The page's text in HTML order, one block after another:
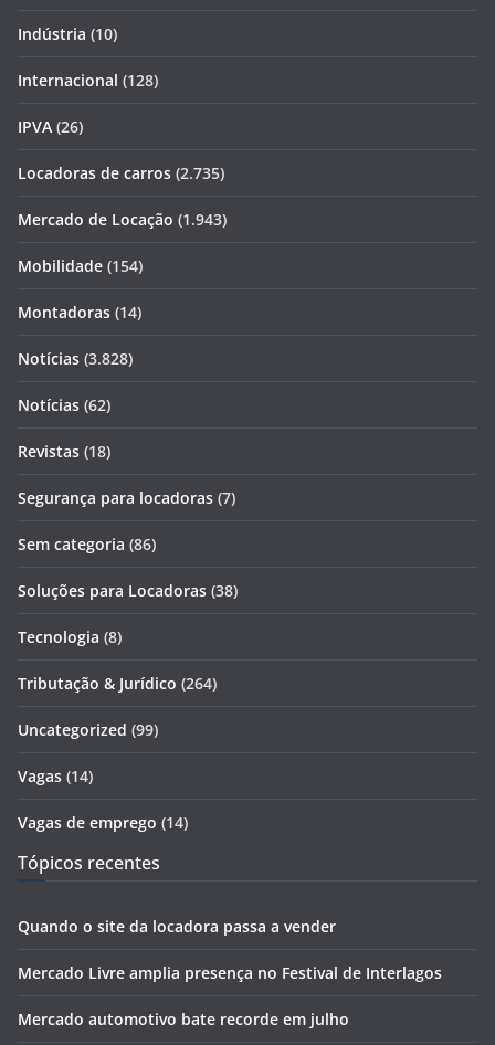
Indústria (10)
Internacional (128)
IPVA (26)
Locadoras de carros (2.735)
Mercado de Locação (1.943)
Mobilidade (154)
Montadoras (14)
Notícias (3.828)
Notícias (62)
Revistas (18)
Segurança para locadoras (7)
Sem categoria (86)
Soluções para Locadoras (38)
Tecnologia (8)
Tributação & Jurídico (264)
Uncategorized (99)
Vagas (14)
Vagas de emprego (14)
Tópicos recentes
Quando o site da locadora passa a vender
Mercado Livre amplia presença no Festival de Interlagos
Mercado automotivo bate recorde em julho